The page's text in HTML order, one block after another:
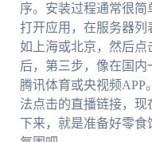
序。安装过程通常很简
打开应用，在服务器列
如上海或北京，然后点
后，第三步，像在国内
腾讯体育或央视频
法点击的直播链接，
下来，就是准备好零